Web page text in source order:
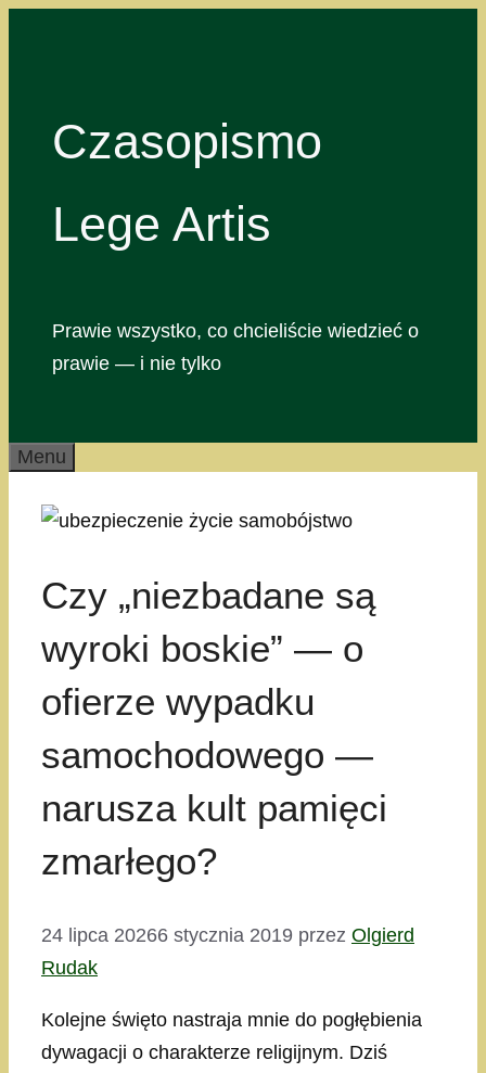
Czasopismo
Lege Artis
Prawie wszystko, co chcieliście wiedzieć o
prawie — i nie tylko
Menu
Czy „niezbadane są
wyroki boskie” — o
ofierze wypadku
samochodowego —
narusza kult pamięci
zmarłego?
24 lipca 20266 stycznia 2019 przez Olgierd
Rudak
Kolejne święto nastraja mnie do pogłębienia
dywagacji o charakterze religijnym. Dziś